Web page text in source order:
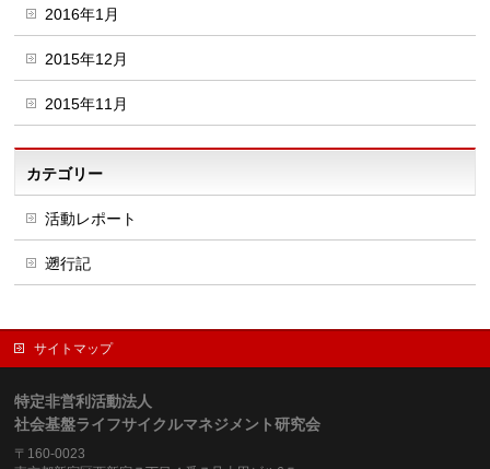
2016年1月
2015年12月
2015年11月
カテゴリー
活動レポート
遡行記
サイトマップ
特定非営利活動法人
社会基盤ライフサイクルマネジメント研究会
〒160-0023